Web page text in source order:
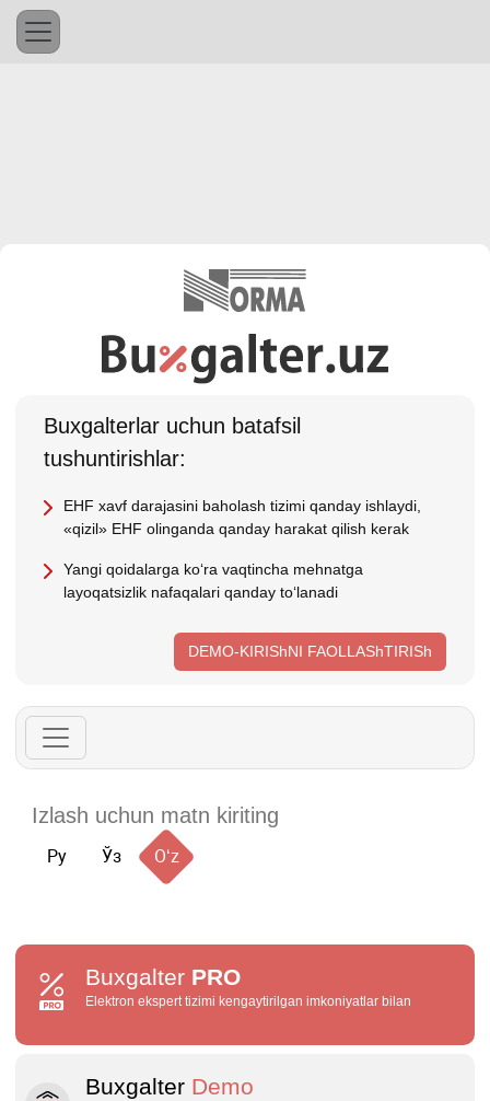
Buхgalterlar uchun batafsil
tushuntirishlar:
EHF хavf darajasini baholash tizimi qanday ishlaydi,
«qizil» EHF olinganda qanday harakat qilish kerak
Yangi qoidalarga koʻra vaqtincha mehnatga
layoqatsizlik nafaqalari qanday toʻlanadi
DEMO-KIRIShNI FAOLLAShTIRISh
Ру Ўз Oʻz
Buxgalter PRO
Elektron ekspert tizimi kengaytirilgan imkoniyatlar bilan
Buxgalter Demo